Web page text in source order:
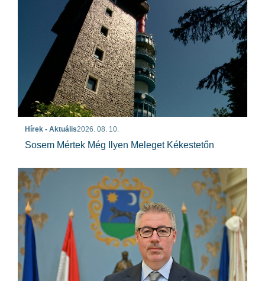
Hírek - Aktuális2026. 08. 10.
Sosem Mértek Még Ilyen Meleget Kékestetőn